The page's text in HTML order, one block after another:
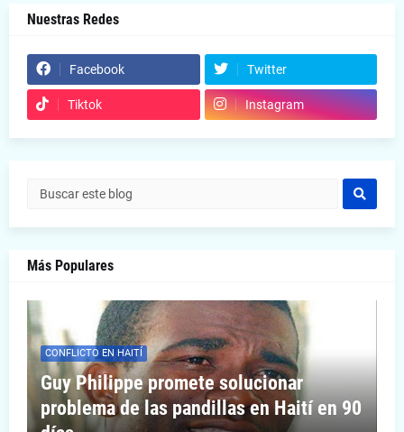
Nuestras Redes
Facebook Twitter
Tiktok Instagram
Más Populares
CONFLICTO EN HAITÍ
Guy Philippe promete solucionar
problema de las pandillas en Haití en 90